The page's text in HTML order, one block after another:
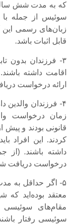
که به مدت شش سال
سوئیس از جمله
زبان‌های رسمی این
قابل اثبات باشد.
۳- فرزندان بدون
اقامت داشته‌
ارائه درخواست
۴- فرزندان
زمان درخواست
کردند. این افراد
داشته باشند. (از
درخواست دریافت
۵- اگر حداقل به
معتقد بوده‌اید
مقام‌های سوئیسی
سوئیسی رفتار